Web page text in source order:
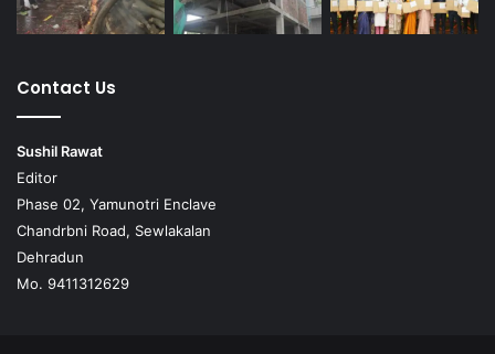
Contact Us
Sushil Rawat
Editor
Phase 02, Yamunotri Enclave
Chandrbni Road, Sewlakalan
Dehradun
Mo. 9411312629